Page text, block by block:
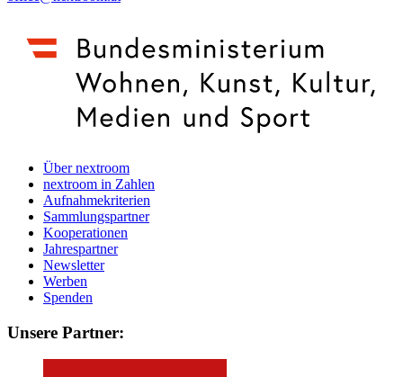
Über nextroom
nextroom in Zahlen
Aufnahmekriterien
Sammlungspartner
Kooperationen
Jahrespartner
Newsletter
Werben
Spenden
Unsere Partner: